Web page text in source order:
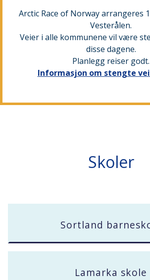
Arctic Race of Norway arrangeres
Vesterålen.
Veier i alle kommunene vil være
disse dagene.
Planlegg reiser godt.
Informasjon om stengte
Skoler
Sortland
Lamarka skole